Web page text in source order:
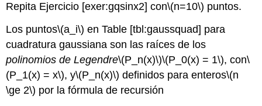
Repita Ejercicio [exer:gqsinx2] con\(n=10\) puntos.
Los puntos\(a_i\) en Table [tbl:gaussquad] para
cuadratura gaussiana son las raíces de los
polinomios de Legendre\(P_n(x)\)\(P_0(x) = 1\), con\
(P_1(x) = x\), y\(P_n(x)\) definidos para enteros\(n
\ge 2\) por la fórmula de recursión